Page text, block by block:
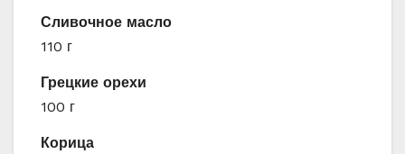
Сливочное масло
110 г
Грецкие орехи
100 г
Корица